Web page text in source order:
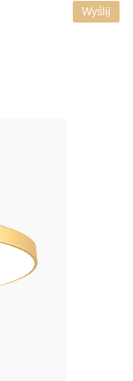
Wyślij